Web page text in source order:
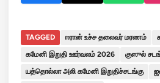
TAGGED ஈரான் உச்ச தலைவர் மரணம்
கமேனி இறுதி ஊர்வலம் 2026
குஸுல்
யத்தொல்லா அலி கமேனி இறுதிச்சடங்கு